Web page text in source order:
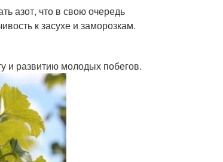
азот, что в свою очередь
к засухе и заморозкам.
и развитию молодых побегов.